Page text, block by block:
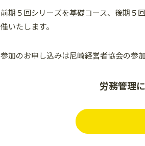
前期５回シリーズを基礎コース、後期５
催いたします。
参加のお申し込みは尼崎経営者協会の参
労務管理